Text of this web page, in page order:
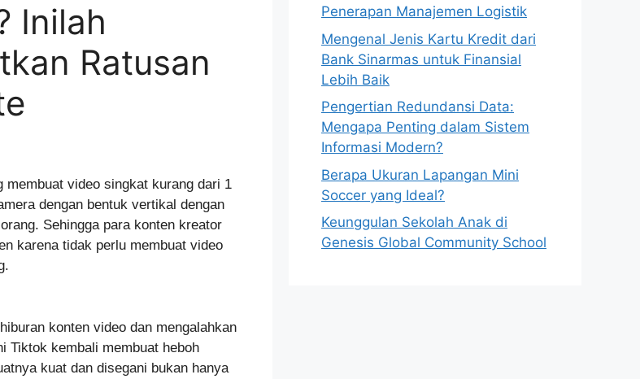
Inilah
Ratusan
video singkat kurang dari 1
dengan bentuk vertikal dengan
Sehingga para konten kreator
karena tidak perlu membuat video
konten video dan mengalahkan
Tiktok kembali membuat heboh
kuat dan disegani bukan hanya
Penerapan Manajemen Logistik
Mengenal Jenis Kartu Kredit dari
Bank Sinarmas untuk Finansial
Lebih Baik
Pengertian Redundansi Data:
Mengapa Penting dalam Sistem
Informasi Modern?
Berapa Ukuran Lapangan Mini
Soccer yang Ideal?
Keunggulan Sekolah Anak di
Genesis Global Community School